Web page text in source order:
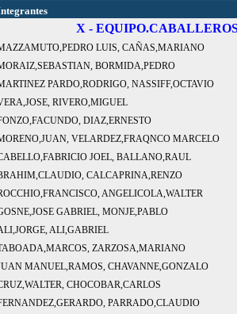
X -
LUIS, CAÑAS,MARIANO
BORMIDA,PEDRO
PARDO,RODRIGO, NASSIFF,OCTAVIO
RIVERO,MIGUEL
DIAZ,ERNESTO
VELARDEZ,FRAQNCO MARCELO
JOEL, BALLANO,RAUL
CALCAPRINA,RENZO
ANGELICOLA,WALTER
GABRIEL, MONJE,PABLO
ALI,GABRIEL
ZARZOSA,MARIANO
MANUEL,RAMOS, CHAVANNE,GONZALO
CHOCOBAR,CARLOS
PARRADO,CLAUDIO